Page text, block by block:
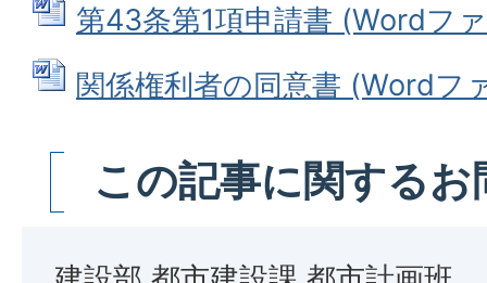
第43条第1項申請書 (Wordフ
関係権利者の同意書 (Wordフ
この記事に関する